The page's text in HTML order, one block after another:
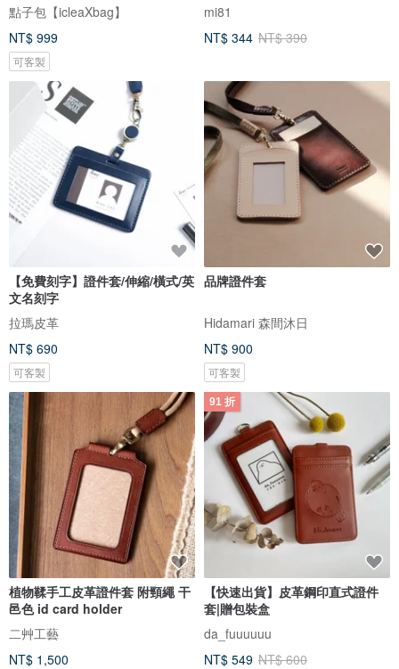
點子包【icleaXbag】
NT$ 999
可客製
mi81
NT$ 344 NT$ 390
【免費刻字】證件套/伸縮/橫式/英
文名刻字
拉瑪皮革
NT$ 690
可客製
品牌證件套
Hidamari 森間沐日
NT$ 900
可客製
植物鞣手工皮革證件套 附頸繩 干
邑色 id card holder
二艸工藝
NT$ 1,500
91 折
【快速出貨】皮革鋼印直式證件
套|贈包裝盒
da_fuuuuuu
NT$ 549 NT$ 600